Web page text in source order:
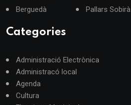
Berguedà
Pallars Sobirà
Categories
Administració Electrònica
Administracó local
Agenda
Cultura